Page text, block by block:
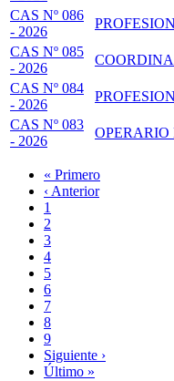
CAS Nº 086
- 2026
CAS Nº 085
- 2026
CAS Nº 084
- 2026
CAS Nº 083
- 2026
Paginación
Primera
página
« Primero
Página
anterior
‹ Anterior
Page
1
Page
2
Página
actual
3
Page
4
Page
5
Page
6
Page
7
Page
8
Page
9
Siguiente
página
Siguiente ›
Última
Último »